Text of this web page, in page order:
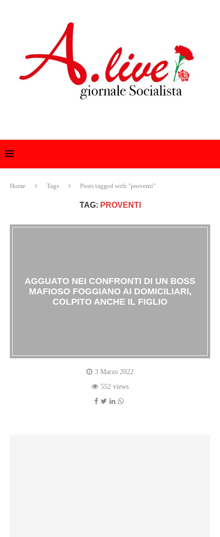
Home Tags Posts tagged with "proventi"
TAG: PROVENTI
AGGUATO NEI CONFRONTI DI UN BOSS
MAFIOSO FOGGIANO AI DOMICILIARI,
COLPITO ANCHE IL FIGLIO
3 Marzo 2022
552 views